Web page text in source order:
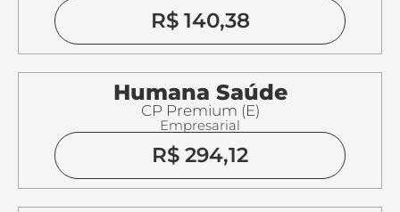
R$ 140,38
Humana Saúde
CP Premium (E)
Empresarial
R$ 294,12